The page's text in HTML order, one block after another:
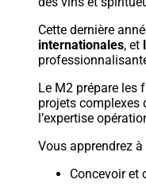
Cette dernière
internationales, et
Le M2 prépare les
projets complexes
l’expertise
Vous apprendrez à
Concevoir et